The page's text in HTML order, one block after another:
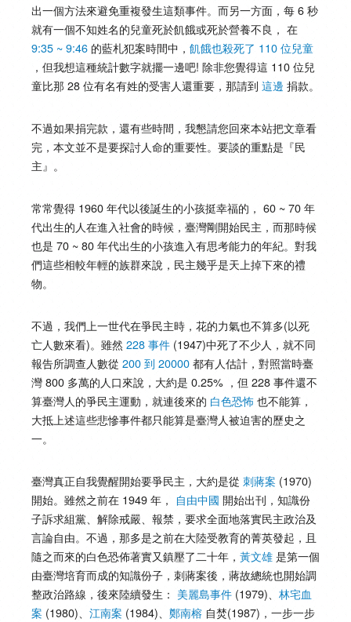
出一個方法來避免重複發生這類事件。而另一方面，每 6 秒
就有一個不知姓名的兒童死於飢餓或死於營養不良， 在
9:35 ~ 9:46 的藍札犯案時間中， 飢餓也殺死了 110 位兒童
，但我想這種統計數字就擺一邊吧! 除非您覺得這 110 位兒
童比那 28 位有名有姓的受害人還重要，那請到 這邊 捐款。
不過如果捐完款，還有些時間，我懇請您回來本站把文章看
完，本文並不是要探討人命的重要性。要談的重點是『民
主』。
常常覺得 1960 年代以後誕生的小孩挺幸福的， 60 ~ 70 年
代出生的人在進入社會的時候，臺灣剛開始民主，而那時候
也是 70 ~ 80 年代出生的小孩進入有思考能力的年紀。對我
們這些相較年輕的族群來說，民主幾乎是天上掉下來的禮
物。
不過，我們上一世代在爭民主時，花的力氣也不算多(以死
亡人數來看)。雖然 228 事件 (1947)中死了不少人，就不同
報告所調查人數從 200 到 20000都有人估計，對照當時臺
灣 800 多萬的人口來說，大約是 0.25% ，但 228 事件還不
算臺灣人的爭民主運動，就連後來的 白色恐怖也不能算，
大抵上述這些悲慘事件都只能算是臺灣人被迫害的歷史之
一。
臺灣真正自我覺醒開始要爭民主，大約是從 刺蔣案 (1970)
開始。雖然之前在 1949 年， 自由中國 開始出刊，知識份
子訴求組黨、解除戒嚴、報禁，要求全面地落實民主政治及
言論自由。不過，那多是之前在大陸受教育的菁英發起，且
隨之而來的白色恐佈著實又鎮壓了二十年， 黃文雄是第一個
由臺灣培育而成的知識份子，刺蔣案後，蔣故總統也開始調
整政治路線，後來陸續發生： 美麗島事件 (1979)、 林宅血
案 (1980)、 江南案 (1984)、 鄭南榕 自焚(1987)，一步一步